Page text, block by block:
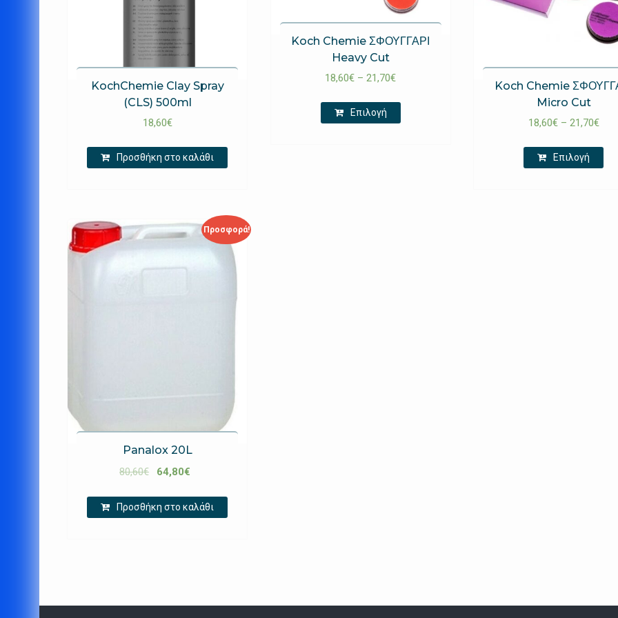
KochChemie Clay Spray
(CLS) 500ml
18,60€
Προσθήκη στο καλάθι
Koch Chemie ΣΦΟΥΓΓΑΡΙ
Heavy Cut
18,60€ –21,70€
Επιλογή
Koch Chemie
Micro Cut
18,60€– 21,70€
Επιλογή
Προσφορά!
Panalox 20L
80,60€ 64,80€
Προσθήκη στο καλάθι